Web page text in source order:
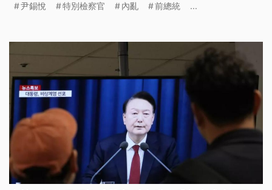
尹錫悅 特別檢察官 內亂 前總統 ...